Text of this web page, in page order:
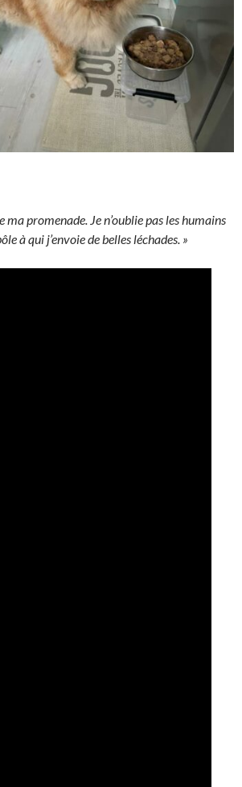
ma promenade. Je n’oublie pas les humains
à qui j’envoie de belles léchades. »